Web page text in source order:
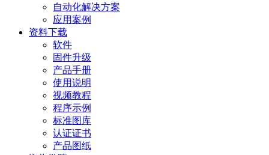
自动化解决方案
应用案例
资料下载
软件
固件升级
产品手册
使用说明
视频教程
程序示例
标准图库
认证证书
产品图纸